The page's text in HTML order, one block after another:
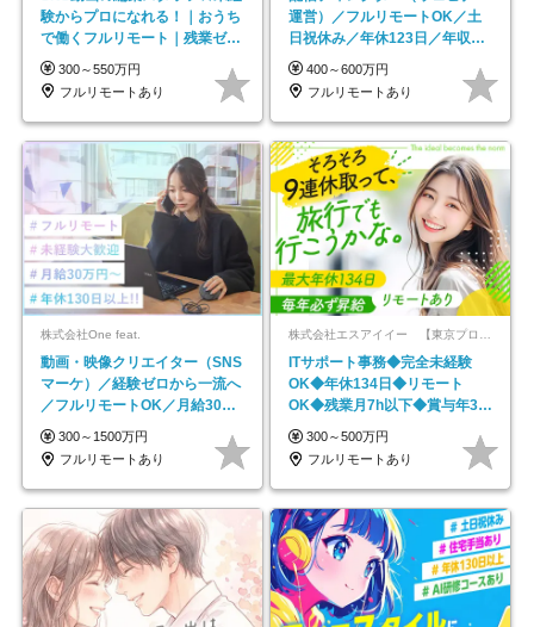
験からプロになれる！｜おうち
で働くフルリモート｜残業ゼロ
で18時退勤◎
300～550万円
フルリモートあり
運営）／フルリモートOK／土
日祝休み／年休123日／年収
600万円可
400～600万円
フルリモートあり
株式会社One feat.
動画・映像クリエイター（SNS
マーケ）／経験ゼロから一流へ
／フルリモートOK／月給30万
円～／年休130日以上
300～1500万円
フルリモートあり
ITサポート事務◆完全未経験
OK◆年休134日◆リモート
OK◆残業月7h以下◆賞与年3回
◆5年目まで必ず昇給
300～500万円
フルリモートあり